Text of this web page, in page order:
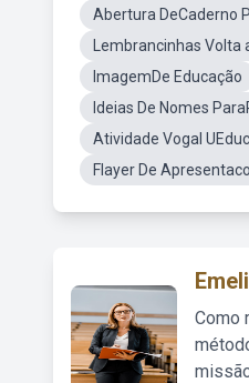
Abertura DeCaderno
Lembrancinhas Volta
ImagemDe Educação
Ideias De Nomes
Atividade Vogal
Flayer De
Como